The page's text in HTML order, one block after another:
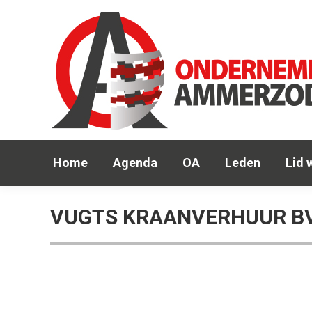
Home Agenda OA Leden Lid
VUGTS KRAANVERHUUR